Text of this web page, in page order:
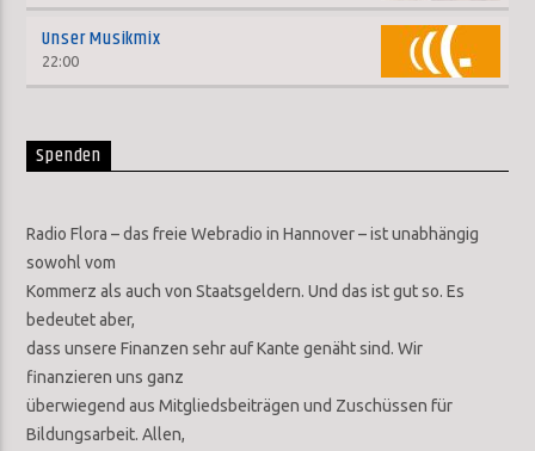
Unser Musikmix
22:00
Spenden
Radio Flora – das freie Webradio in Hannover – ist unabhängig
sowohl vom
Kommerz als auch von Staatsgeldern. Und das ist gut so. Es
bedeutet aber,
dass unsere Finanzen sehr auf Kante genäht sind. Wir
finanzieren uns ganz
überwiegend aus Mitgliedsbeiträgen und Zuschüssen für
Bildungsarbeit. Allen,